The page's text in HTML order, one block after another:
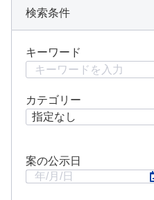
検索条件
キーワード
カテゴリー
案の公示日